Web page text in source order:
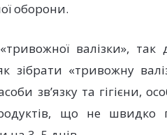
оборони.
валізки», так
зібрати «тривожну
зв’язку та гігієни,
що не швидко